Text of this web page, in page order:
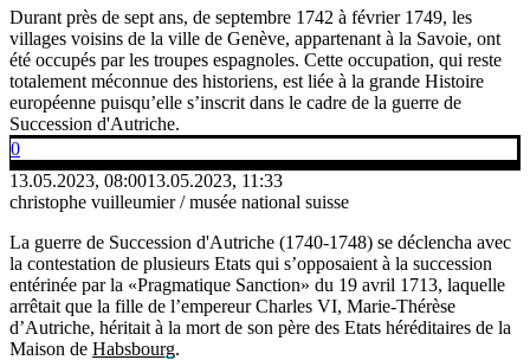
Durant près de sept ans, de septembre 1742 à février 1749, les
villages voisins de la ville de Genève, appartenant à la Savoie, ont
été occupés par les troupes espagnoles. Cette occupation, qui reste
totalement méconnue des historiens, est liée à la grande Histoire
européenne puisqu’elle s’inscrit dans le cadre de la guerre de
Succession d'Autriche.
0
13.05.2023, 08:0013.05.2023, 11:33
christophe vuilleumier / musée national suisse
La guerre de Succession d'Autriche (1740-1748) se déclencha avec
la contestation de plusieurs Etats qui s’opposaient à la succession
entérinée par la «Pragmatique Sanction» du 19 avril 1713, laquelle
arrêtait que la fille de l’empereur Charles VI, Marie-Thérèse
d’Autriche, héritait à la mort de son père des Etats héréditaires de la
Maison de Habsbourg.